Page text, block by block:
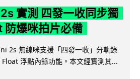
實測 四發一收同步獨
爆咪拍片必備
2s 無線咪支援「四發一收」分軌錄
浮點內錄功能。本文經實測其...